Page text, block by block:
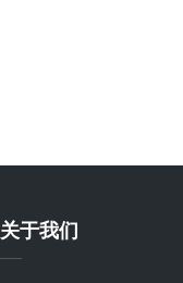
关于我们